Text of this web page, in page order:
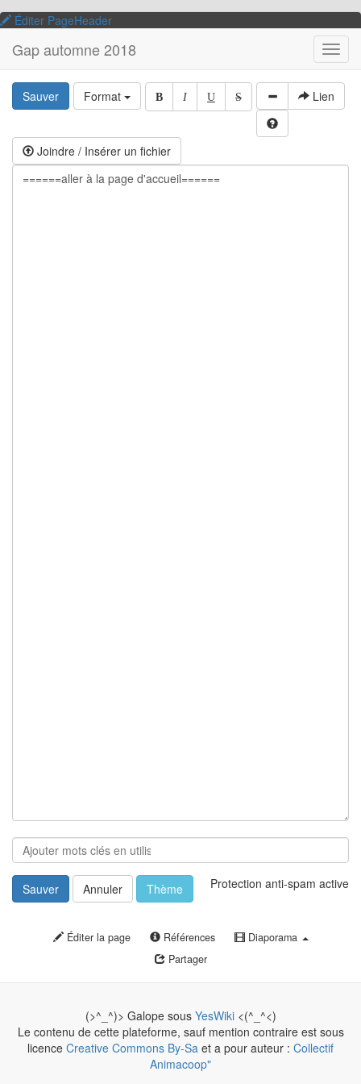
Éditer PageHeader
Gap automne 2018
Sauver Format B I U S Lien
Joindre / Insérer un fichier
Sauver Annuler Thème Protection anti-spam active
Éditer la page Références
Diaporama
Partager
(>^_^)> Galope sous YesWiki<(^_^<)
Le contenu de cette plateforme, sauf mention contraire est sous
licence Creative Commons By-Sa et a pour auteur : Collectif
Animacoop"